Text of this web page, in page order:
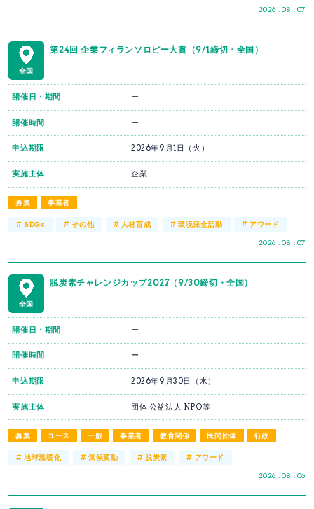
2026 . 08 . 07
全国
第24回 企業フィランソロピー大賞（9/1締切・全国）
募集 事業者
2026 . 08 . 07
開催日・期間 ー
開催時間 ー
申込期限 2026年9月1日（火）
実施主体 企業
#SDGs #その他 # 人材育成 # 環境保全活動 # アワード
全国
脱炭素チャレンジカップ2027（9/30締切・全国）
募集 ユース 一般 事業者 教育関係 民間団体 行政
2026 . 08 . 06
開催日・期間 ー
開催時間 ー
申込期限 2026年9月30日（水）
実施主体 団体 公益法人 NPO等
#地球温暖化 # 気候変動 #脱炭素 # アワード